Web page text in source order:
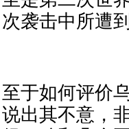
次袭击中所遭
至于如何评价
说出其不意，